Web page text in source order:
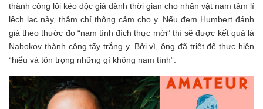
thành công lôi kéo độc giả dành thời gian cho nhân vật nam tâm lí
lệch lạc này, thậm chí thông cảm cho y. Nếu đem Humbert đánh
giá theo thước đo “nam tính đích thực mới” thì sẽ được kết quả là
Nabokov thành công tẩy trắng y. Bởi vì, ông đã triệt để thực hiện
“hiểu và tôn trọng những gì không nam tính”.